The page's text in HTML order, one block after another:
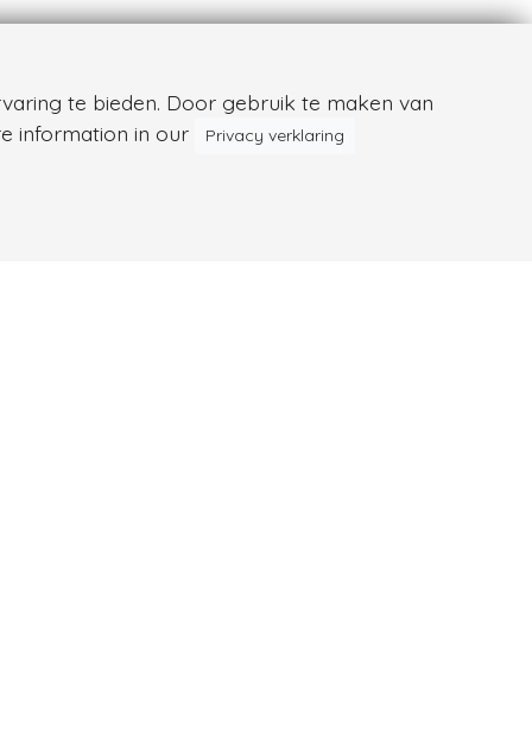
te bieden. Door gebruik te maken van
information in our
Privacy verklaring